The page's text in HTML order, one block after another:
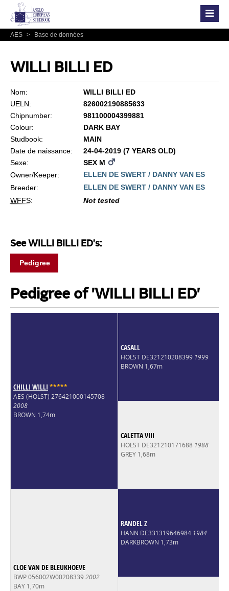
AES > Base de données
WILLI BILLI ED
Nom:
WILLI BILLI ED
UELN:
826002190885633
Chipnumber:
981100004399881
Colour:
DARK BAY
Studbook:
MAIN
Date de naissance:
24-04-2019 (7 YEARS OLD)
Sexe:
SEX M
Owner/Keeper:
ELLEN DE SWERT / DANNY VAN ES
Breeder:
ELLEN DE SWERT / DANNY VAN ES
WFFS: Not tested
See WILLI BILLI ED's:
Pedigree
Pedigree of 'WILLI BILLI ED'
CHILLI WILLI *****
AES (HOLST) 276421000145708
2008
BROWN 1,74m
CASALL
HOLST DE321210208399 1999
BROWN 1,67m
CALETTA VIII
HOLST DE321210171688 1988
GREY 1,68m
CLOE VAN DE BLEUKHOEVE
BWP 056002W002083392002
BAY 1,70m
RANDEL Z
HANN DE331319646984 1984
DARKBROWN 1,73m